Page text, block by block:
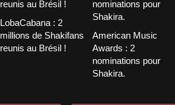
LobaCabana : 2
millions de Shakifans
reunis au Brésil !
American Music
Awards : 2
nominations pour
Shakira.